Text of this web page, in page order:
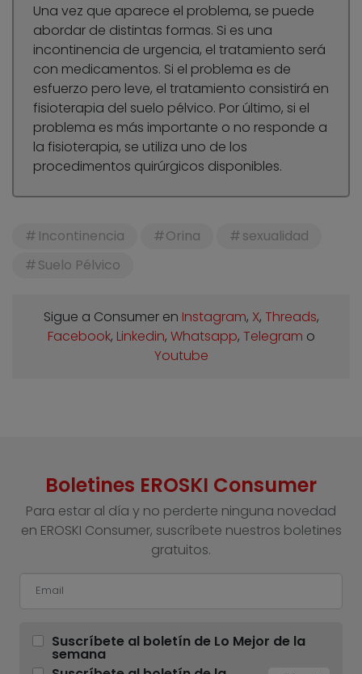
Una vez que aparece el problema, se puede
abordar de distintas formas. Si es una
incontinencia de urgencia, el tratamiento será
con medicamentos. Si el problema es de
esfuerzo pero leve, el tratamiento consistirá en
fisioterapia del suelo pélvico. Por último, si el
problema es más importante o no responde a
la fisioterapia, se utiliza uno de los
procedimentos quirúrgicos disponibles.
Incontinencia Orina
sexualidad
Suelo Pélvico
Sigue a Consumer en Instagram, X, Threads,
Facebook, Linkedin, Whatsapp, Telegram o
Youtube
Boletines EROSKI Consumer
Para estar al día y no perderte ninguna novedad
en EROSKI Consumer, suscríbete nuestros boletines
gratuitos.
Suscríbete al boletín de Lo Mejor de la
semana